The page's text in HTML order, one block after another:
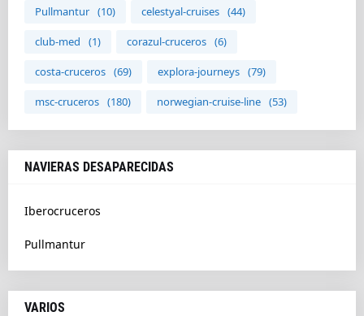
Pullmantur (10) celestyal-cruises (44)
club-med (1) corazul-cruceros (6)
costa-cruceros (69) explora-journeys (79)
msc-cruceros (180) norwegian-cruise-line (53)
NAVIERAS DESAPARECIDAS
Iberocruceros
Pullmantur
VARIOS